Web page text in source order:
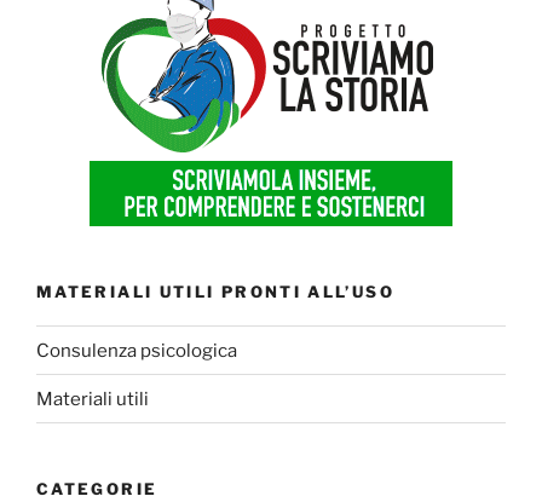
MATERIALI UTILI PRONTI ALL’USO
Consulenza psicologica
Materiali utili
CATEGORIE